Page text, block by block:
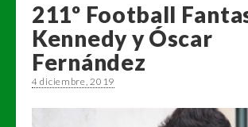
211º Football
Kennedy y Óscar
Fernández
4 diciembre, 2019